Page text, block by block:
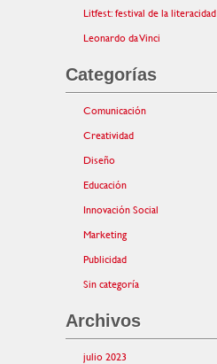
Litfest: festival de la literacidad
Leonardo da Vinci
Categorías
Comunicación
Creatividad
Diseño
Educación
Innovación Social
Marketing
Publicidad
Sin categoría
Archivos
julio 2023